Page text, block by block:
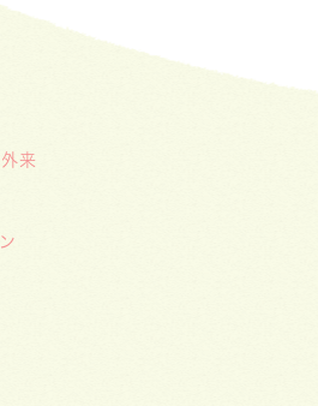
なぜ？どうして？」で大熊
問に答えました！
GW）の処方薬受け取りに
処方箋の有効期限は当日を
〜
来